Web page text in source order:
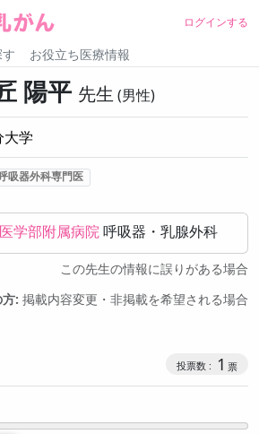
ログインする
お役立ち医療情報
陽平 先生 男性
大学
吸器外科専門医
学部附属病院呼吸器・乳腺外科
この先生の情報に誤りがある場合
: 掲載内容変更・非掲載を希望される場合
コミュニ
1